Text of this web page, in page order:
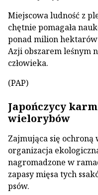
Miejscowa ludność z
chętnie pomagała
ponad milion
Azji obszarem leśnym
człowieka.
(PAP)
Japończycy
wielorybów
Zajmująca się
organizacja
nagromadzone w
zapasy mięsa tych
psów.